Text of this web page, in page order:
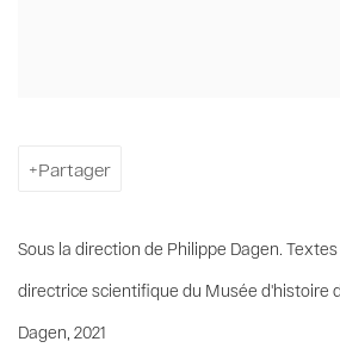
Partager
Sous la direction de Philippe Dagen. Textes
directrice scientifique du Musée d'histoire
Dagen, 2021